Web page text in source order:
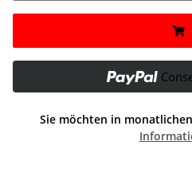
Sie möchten in